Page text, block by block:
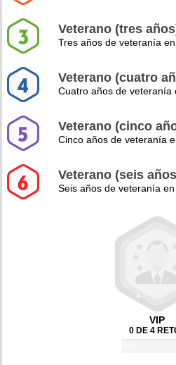
Veterano (tres
Tres años de veteranía
Veterano (cuatro
Cuatro años de veteranía
Veterano (cinco
Cinco años de veteranía
Veterano (seis
Seis años de veteranía
VIP
0 DE 4